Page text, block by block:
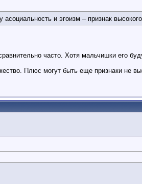
и эгоизм – признак
часто. Хотя мальчишки его
Плюс могут быть еще признаки не